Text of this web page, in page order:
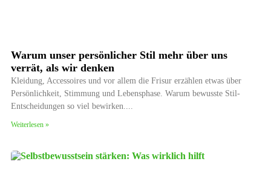
Warum unser persönlicher Stil mehr über uns
verrät, als wir denken
Kleidung, Accessoires und vor allem die Frisur erzählen etwas über
Persönlichkeit, Stimmung und Lebensphase. Warum bewusste Stil-
Entscheidungen so viel bewirken.
Weiterlesen »